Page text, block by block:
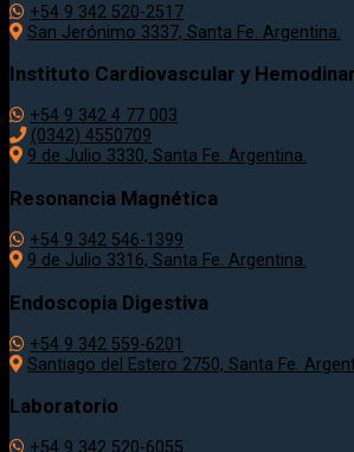
+54 9 342 520-2517
San Jerónimo 3337, Santa Fe. Argentina.
Instituto Cardiovascular y
+54 9 342 4 77 003
(0342) 4550709
9 de Julio 3330, Santa Fe. Argentina.
Resonancia Magnética
+54 9 342 546-1399
9 de Julio 3316, Santa Fe. Argentina.
Endoscopia Digestiva
+54 9 342 559-6201
Santiago del Estero 2750, Santa Fe.
Laboratorio